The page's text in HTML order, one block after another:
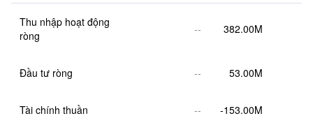
Thu nhập hoạt động
ròng
-- 382.00M
Đầu tư ròng -- 53.00M
Tài chính thuần -- -153.00M